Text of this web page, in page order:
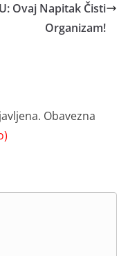
Ovaj Napitak Čisti
Organizam!
Obavezna